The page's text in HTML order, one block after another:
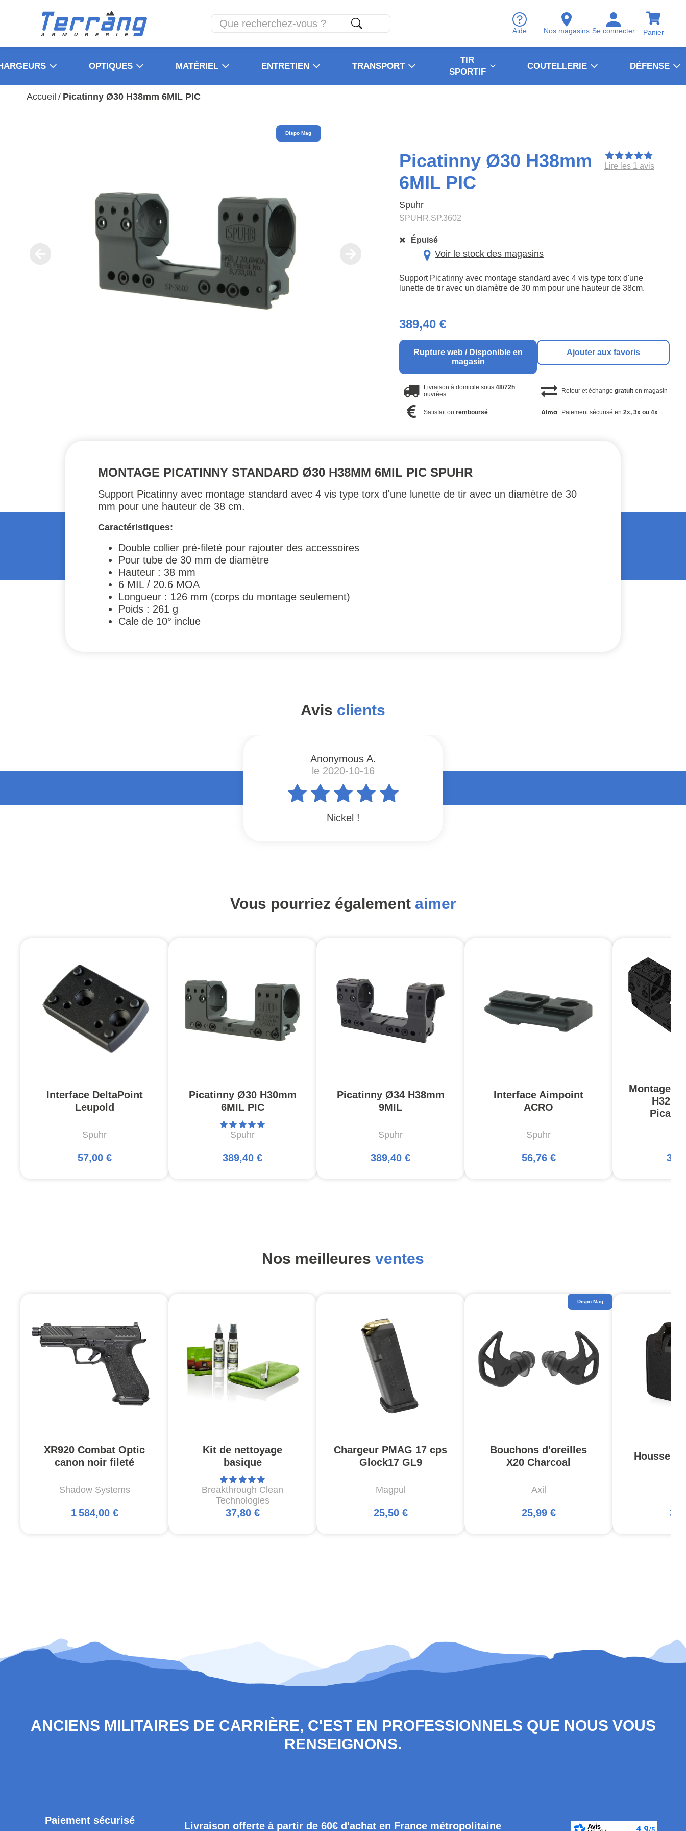
Aide Nos magasins Se connecter Panier
OPTIQUES MATÉRIEL ENTRETIEN TRANSPORT
TIR
SPORTIF
COUTELLERIE DÉFENSE
Accueil / Picatinny Ø30 H38mm 6MIL PIC
Dispo Mag
Picatinny Ø30 H38mm
6MIL PIC
Spuhr
SPUHR.SP.3602
Lire les 1 avis
Épuisé
Voir le stock des magasins
Support Picatinny avec montage standard avec 4 vis type torx d'une
lunette de tir avec un diamètre de 30 mm pour une hauteur de 38cm.
389,40 €
Rupture web / Disponible en
magasin
Ajouter aux favoris
Livraison à domicile sous48/72h
ouvrées
Retour et échange gratuiten magasin
Satisfait ouremboursé Paiement sécurisé en 2x, 3x ou 4x
MONTAGE PICATINNY STANDARD Ø30 H38MM 6MIL PIC SPUHR
Support Picatinny avec montage standard avec 4 vis type torx d'une lunette de tir avec un diamètre de 30
mm pour une hauteur de 38 cm.
Caractéristiques:
Double collier pré-fileté pour rajouter des accessoires
Pour tube de 30 mm de diamètre
Hauteur : 38 mm
6 MIL / 20.6 MOA
Longueur : 126 mm (corps du montage seulement)
Poids : 261 g
Cale de 10° inclue
Avis clients
Anonymous A.
le 2020-10-16
Nickel !
Vous pourriez également aimer
Interface DeltaPoint
Leupold
Spuhr
57,00 €
Picatinny Ø30 H30mm
6MIL PIC
Spuhr
389,40 €
Picatinny Ø34 H38mm
9MIL
Spuhr
389,40 €
Interface Aimpoint
ACRO
Spuhr
56,76 €
Montage
H32
Nos meilleures ventes
XR920 Combat Optic
canon noir fileté
Shadow Systems
1 584,00 €
Kit de nettoyage
basique
Breakthrough Clean
Technologies
37,80 €
Chargeur PMAG 17 cps
Glock17 GL9
Magpul
25,50 €
Bouchons d'oreilles
X20 Charcoal
Axil
25,99 €
Dispo Mag
Housse
ANCIENS MILITAIRES DE CARRIÈRE, C'EST EN PROFESSIONNELS QUE NOUS VOUS
RENSEIGNONS.
Paiement sécurisé Livraison offerte à partir de 60€ d'achat en France métropolitaine